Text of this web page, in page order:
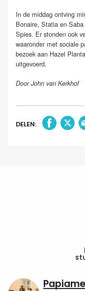
In de middag ontving
Bonaire, Statia en
Spies. Er stonden ook
waaronder met sociale
bezoek aan Hazel
uitgevoerd.
Door John van Kerkhof
DELEN: